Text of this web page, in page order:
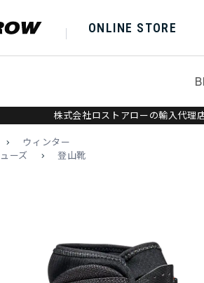
ONLINE STORE
株式会社ロストアローの輸入代理
>
ウィンター
ーズ > 登山靴